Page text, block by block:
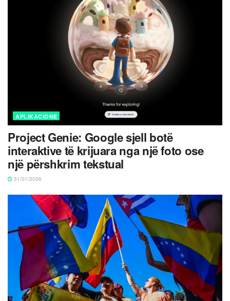
APLIKACIONE
Project Genie: Google sjell botë
interaktive të krijuara nga një foto ose
një përshkrim tekstual
31/01/2026